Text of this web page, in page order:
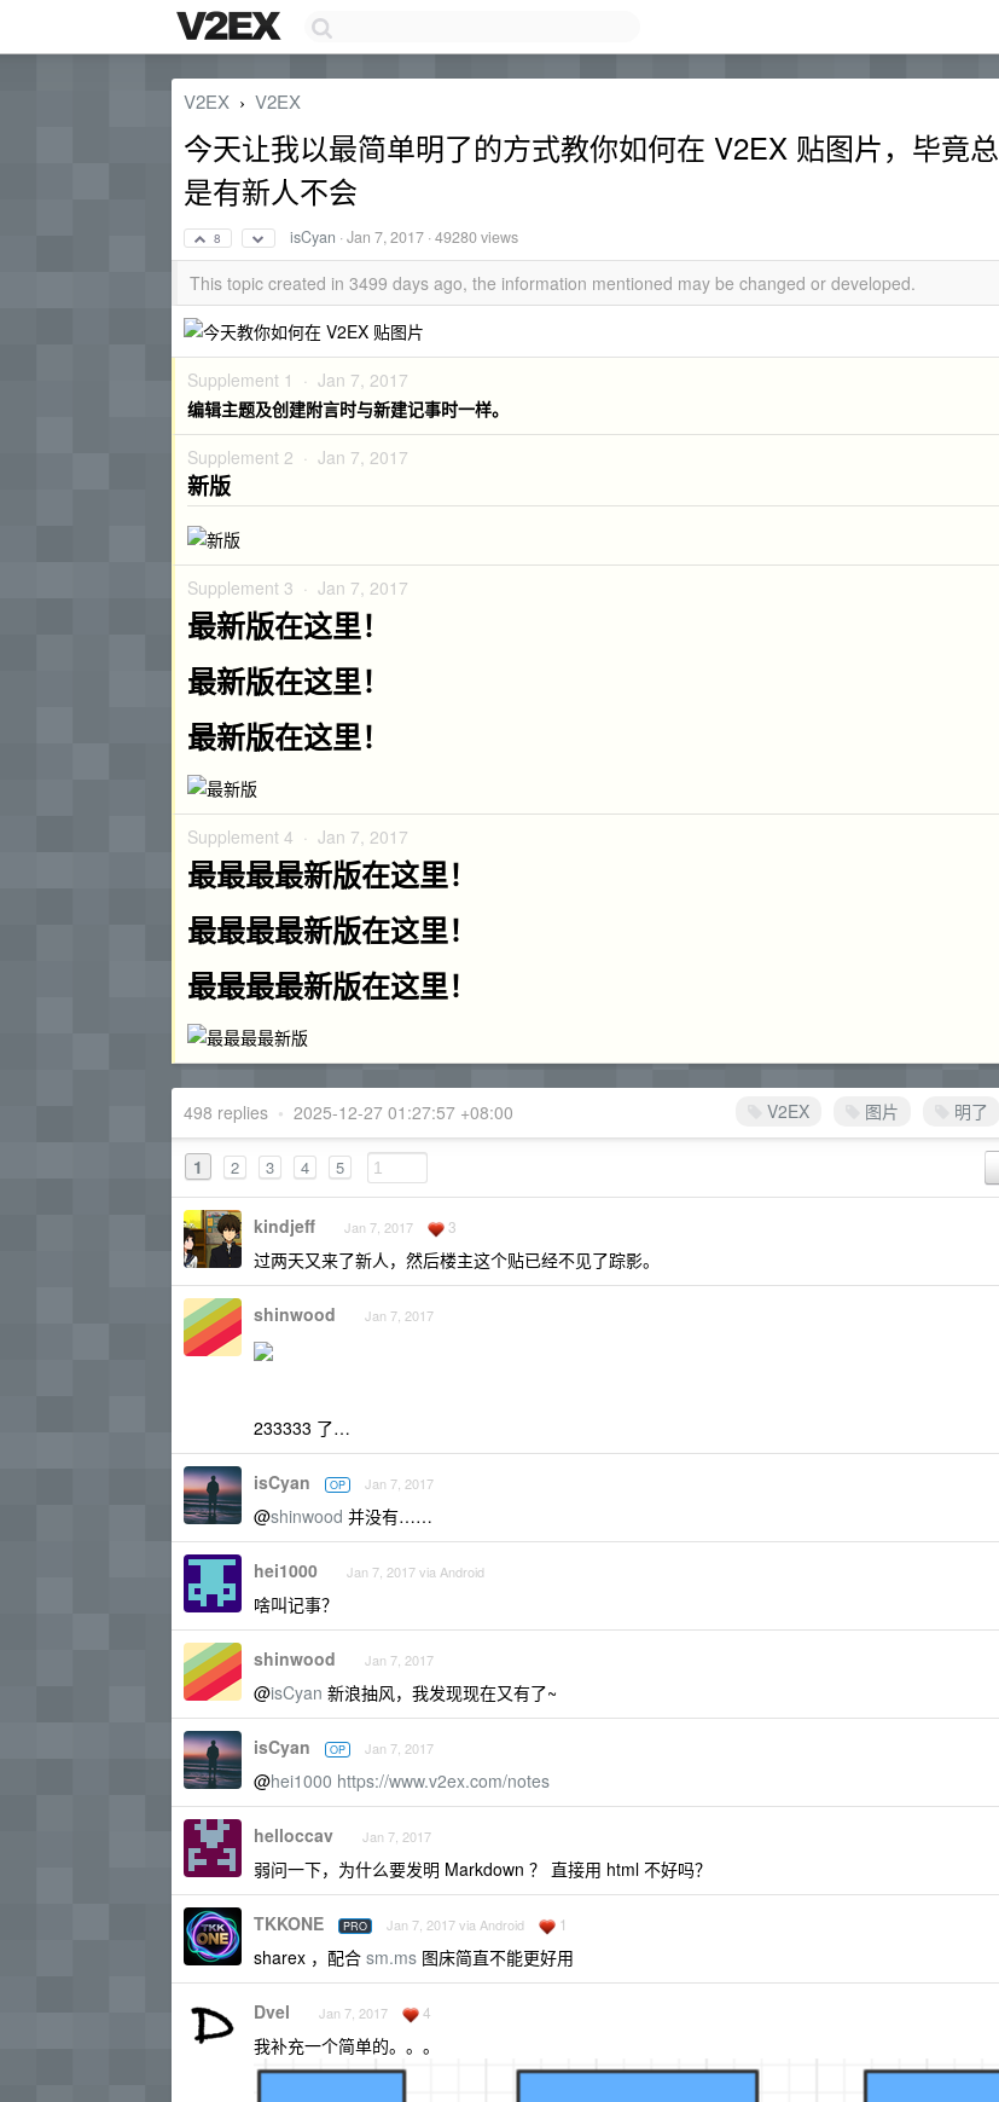
V2EX › V2EX
今天让我以最简单明了的方式教你如何在 V2EX 贴图片，毕竟总
是有新人不会
8 isCyan ·Jan 7, 2017 · 49280 views
This topic created in 3499 days ago, the information mentioned may be changed or developed.
Supplement 1 · Jan 7, 2017
编辑主题及创建附言时与新建记事时一样。
Supplement 2 · Jan 7, 2017
新版
Supplement 3 · Jan 7, 2017
最新版在这里！
最新版在这里！
最新版在这里！
Supplement 4 · Jan 7, 2017
最最最最新版在这里！
最最最最新版在这里！
最最最最新版在这里！
V2EX 图片 明了
498 replies • 2025-12-27 01:27:57 +08:00
1 2 3 4 5
kindjeff Jan 7, 2017 3
过两天又来了新人，然后楼主这个贴已经不见了踪影。
shinwood Jan 7, 2017
233333 了…
isCyan OP Jan 7, 2017
@shinwood 并没有……
hei1000 Jan 7, 2017 via Android
啥叫记事？
shinwood Jan 7, 2017
@isCyan 新浪抽风，我发现现在又有了~
isCyan OP Jan 7, 2017
@hei1000 https://www.v2ex.com/notes
helloccav Jan 7, 2017
弱问一下，为什么要发明 Markdown ？ 直接用 html 不好吗？
TKKONE PRO Jan 7, 2017 via Android 1
sharex ，配合 sm.ms 图床简直不能更好用
Dvel Jan 7, 2017 4
我补充一个简单的。。。